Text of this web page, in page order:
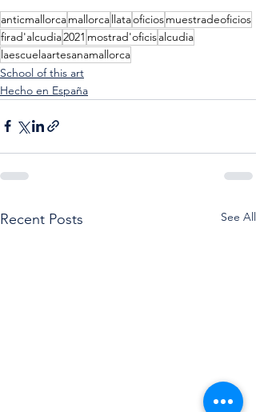
anticmallorcamallorcallataoficiosmuestradeoficios
firad'alcudia2021 mostrad'oficisalcudia
laescuelaartesanamallorca
School of this art
Hecho en España
Recent Posts See All